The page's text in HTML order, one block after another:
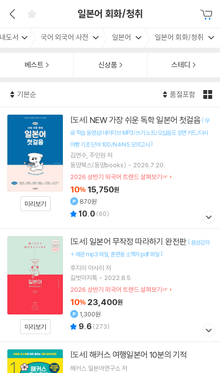
일본어 회화/청취
도서 국어 외국어 사전 일본어 일본어 회화/청취
베스트 신상품 스테디
기본순 품절포함
미리보기
[도서] NEW 가장 쉬운 독학 일본어 첫걸음 [무
료 학습 동영상/네이티브 MP3/쓰기 노트/오십음도 양면 카드/다시
마빵 기초 단어 100/N4·N5 모의고사]
김연수 주인원 저
동양북스(동양books)
2026.7.20.
2026 상반기 외국어 트렌드 살펴보기☞
10% 15,750원
870원
10.0 (60)
미리보기
[도서] 일본어 무작정 따라하기 완전판 [음성강의
+ 예문 mp3 파일 훈련용 소책자 pdf 파일 ]
후지이 아사리 저
길벗이지톡
2022.8.5.
2026 상반기 외국어 트렌드 살펴보기☞
10% 23,400원
1,300원
9.6 (273)
[도서] 해커스 여행일본어 10분의 기적
해커스 일본어연구소 저